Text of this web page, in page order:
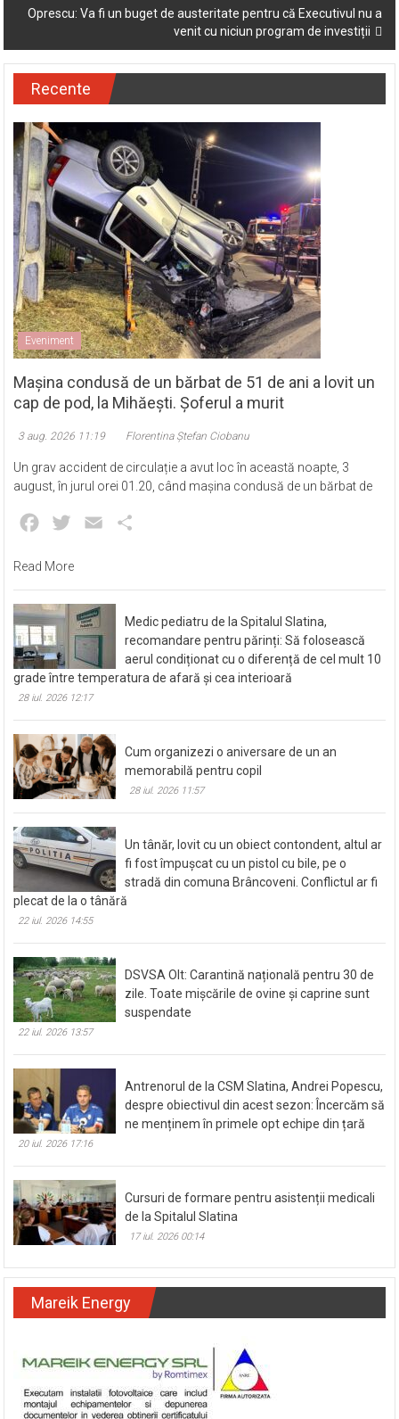
Oprescu: Va fi un buget de austeritate pentru că Executivul nu a
venit cu niciun program de investiții
Recente
Eveniment
Mașina condusă de un bărbat de 51 de ani a lovit un
cap de pod, la Mihăești. Șoferul a murit
3 aug. 2026 11:19 Florentina Ștefan Ciobanu
Un grav accident de circulație a avut loc în această noapte, 3
august, în jurul orei 01.20, când mașina condusă de un bărbat de
Facebook
Twitter Email
Read More
Medic pediatru de la Spitalul Slatina,
recomandare pentru părinți: Să folosească
aerul condiționat cu o diferență de cel mult 10
grade între temperatura de afară și cea interioară
28 iul. 2026 12:17
Cum organizezi o aniversare de un an
memorabilă pentru copil
28 iul. 2026 11:57
Un tânăr, lovit cu un obiect contondent, altul ar
fi fost împușcat cu un pistol cu bile, pe o
stradă din comuna Brâncoveni. Conflictul ar fi
plecat de la o tânără
22 iul. 2026 14:55
DSVSA Olt: Carantină națională pentru 30 de
zile. Toate mișcările de ovine și caprine sunt
suspendate
22 iul. 2026 13:57
Antrenorul de la CSM Slatina, Andrei Popescu,
despre obiectivul din acest sezon: Încercăm să
ne menținem în primele opt echipe din țară
20 iul. 2026 17:16
Cursuri de formare pentru asistenții medicali
de la Spitalul Slatina
17 iul. 2026 00:14
Mareik Energy